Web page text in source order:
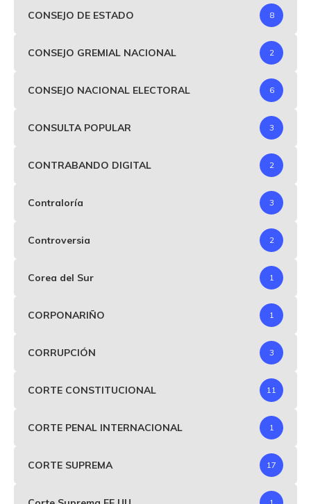
CONSEJO DE ESTADO 8
CONSEJO GREMIAL NACIONAL 2
CONSEJO NACIONAL ELECTORAL 6
CONSULTA POPULAR 3
CONTRABANDO DIGITAL 2
Contraloría 3
Controversia 2
Corea del Sur 1
CORPONARIÑO 1
CORRUPCIÓN 3
CORTE CONSTITUCIONAL 11
CORTE PENAL INTERNACIONAL 1
CORTE SUPREMA 17